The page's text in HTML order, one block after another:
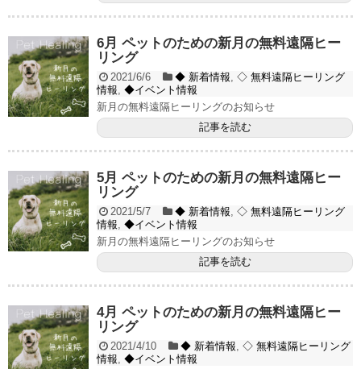
6月 ペットのための新月の無料遠隔ヒー
リング
2021/6/6 ◆ 新着情報, ◇ 無料遠隔ヒーリング
情報, ◆イベント情報
新月の無料遠隔ヒーリングのお知らせ
記事を読む
5月 ペットのための新月の無料遠隔ヒー
リング
2021/5/7 ◆ 新着情報, ◇ 無料遠隔ヒーリング
情報, ◆イベント情報
新月の無料遠隔ヒーリングのお知らせ
記事を読む
4月 ペットのための新月の無料遠隔ヒー
リング
2021/4/10 ◆ 新着情報, ◇ 無料遠隔ヒーリング
情報, ◆イベント情報